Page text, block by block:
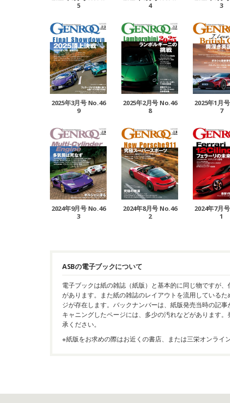
5
4
3
2025年3月号 No.46
9
2025年2月号 No.46
8
2025年1月
7
2024年9月号 No.46
3
2024年8月号 No.46
2
2024年7月
1
ASBの電子ブックについて
電子ブックは紙の雑誌（紙版）と基本的に同じ物ですが
があります。また紙の雑誌のレイアウトを流用している
ジが存在します。バックナンバーは、紙版発売当時の記
キャニングしたページには、多少の汚れなどがあります
承ください。
※紙版をお求めの際はお近くの書店、または三栄オンライ